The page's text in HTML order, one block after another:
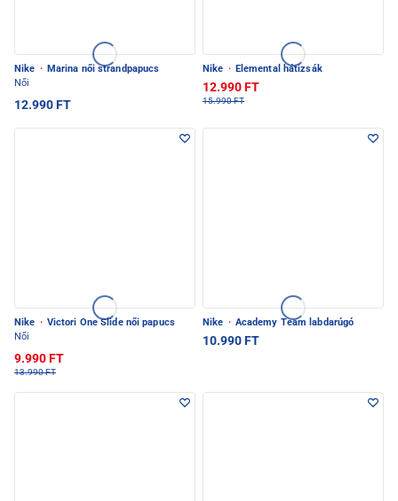
Nike · Marina női strandpapucs
Női
12.990 FT
Nike · Elemental hátizsák
12.990 FT
15.990 FT
Nike · Victori One Slide női papucs
Női
9.990 FT
13.990 FT
Nike · Academy Team labdarúgó
10.990 FT